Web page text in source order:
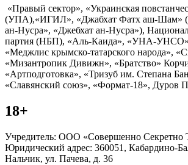
«Правый сектор», «Украинская
(УПА),«ИГИЛ», «Джабхат Фатх аш-Шам»
ан-Нусра», «Джебхат ан-Нусра»),
партия (НБП), «Аль-Каида», «УНА-
«Меджлис крымско-татарского народа»,
«Мизантропик Дивижн», «Братство»
«Артподготовка», «Тризуб им. Степана
«Славянский союз», «Формат-18», Дуров
18+
Учредитель: ООО «Совершенно Секретно
Юридический адрес: 360051, Кабардино-
Нальчик, ул. Пачева, д. 36